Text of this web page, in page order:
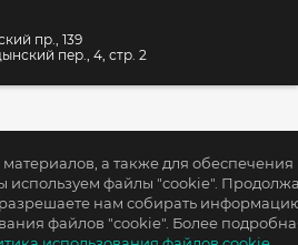
а также для обеспечения
используем файлы "cookie".
разрешаете нам собирать
файлов "cookie". Более
пр., 139
пер., 4, стр. 2